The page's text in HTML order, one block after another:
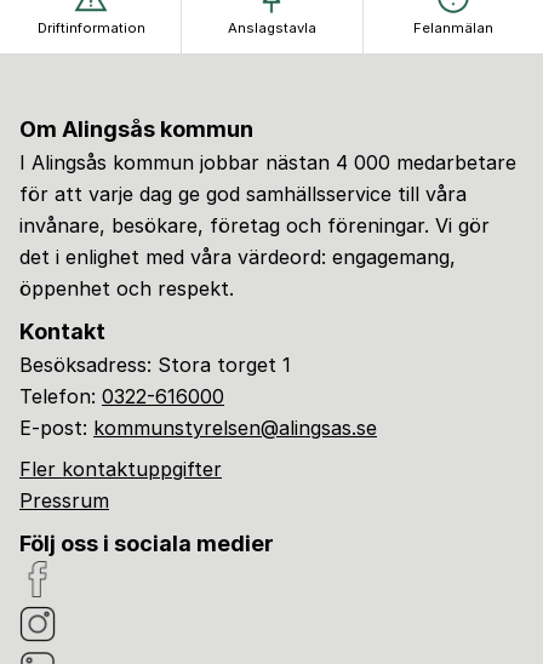
Driftinformation Anslagstavla Felanmälan
Om Alingsås kommun
I Alingsås kommun jobbar nästan 4 000 medarbetare
för att varje dag ge god samhällsservice till våra
invånare, besökare, företag och föreningar. Vi gör
det i enlighet med våra värdeord: engagemang,
öppenhet och respekt.
Kontakt
Besöksadress: Stora torget 1
Telefon: 0322-616000
E-post: kommunstyrelsen@alingsas.se
Fler kontaktuppgifter
Pressrum
Följ oss i sociala medier